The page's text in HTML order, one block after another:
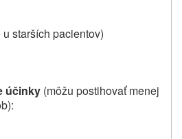
starších pacientov)
účinky (môžu postihovať menej